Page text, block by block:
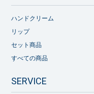
ハンドクリーム
リップ
セット商品
すべての商品
SERVICE